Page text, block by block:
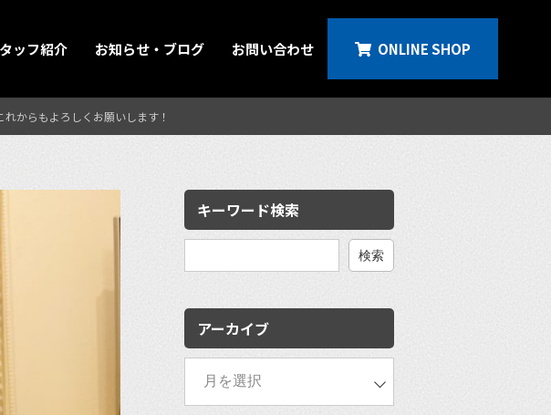
ッフ紹介 お知らせ・ブログ お問い合わせ ONLINE SHOP
からもよろしくお願いします！
キーワード検索
検
アーカイブ